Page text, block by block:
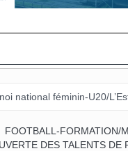
U20/L’Estuaire première
FOOTBALL-FORMATION/
DES TALENTS DE